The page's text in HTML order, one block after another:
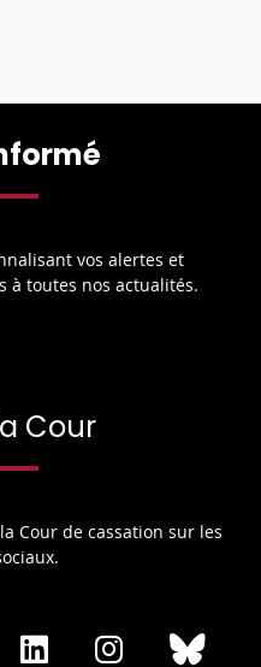
vos alertes et
à toutes nos actualités.
Cour
Cour de cassation sur les
Share
Share